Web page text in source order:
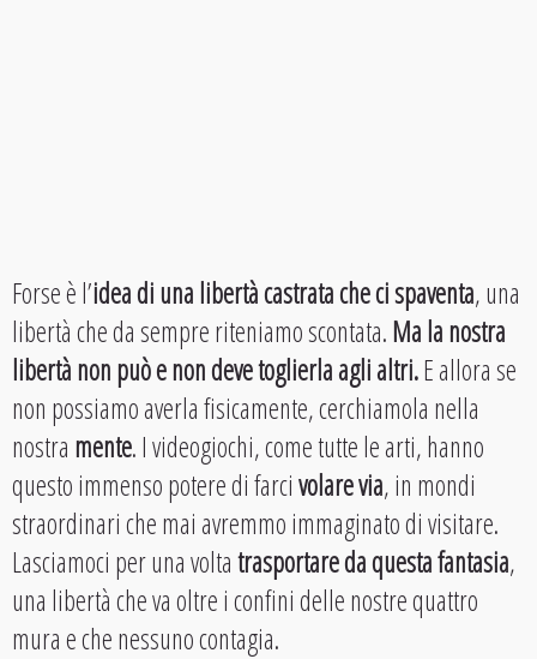
Forse è l’idea di una libertà castrata che ci spaventa, una
libertà che da sempre riteniamo scontata.Ma la nostra
libertà non può e non deve toglierla agli altri.E allora se
non possiamo averla fisicamente, cerchiamola nella
nostra mente. I videogiochi, come tutte le arti, hanno
questo immenso potere di farcivolare via, in mondi
straordinari che mai avremmo immaginato di visitare.
Lasciamoci per una voltatrasportare da questa fantasia,
una libertà che va oltre i confini delle nostre quattro
mura e che nessuno contagia.